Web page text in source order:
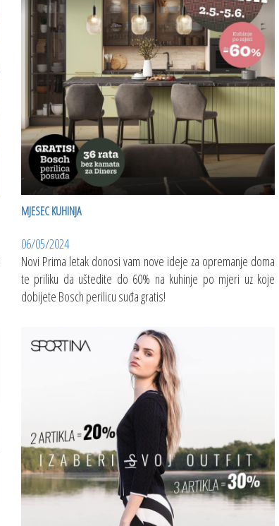
MJESEC KUHINJA
06/05/2024
Novi Prima letak donosi vam nove ideje za opremanje doma
te priliku da uštedite do 60% na kuhinje po mjeri uz koje
dobijete Bosch perilicu suđa gratis!